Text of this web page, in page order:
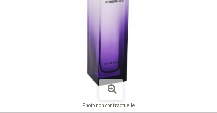
Photo non contractuelle